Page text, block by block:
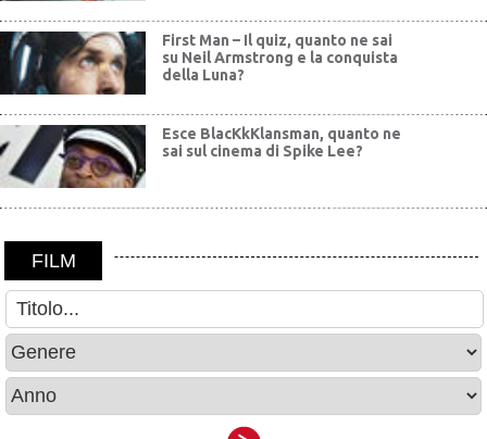
First Man – Il quiz, quanto ne sai
su Neil Armstrong e la conquista
della Luna?
Esce BlacKkKlansman, quanto ne
sai sul cinema di Spike Lee?